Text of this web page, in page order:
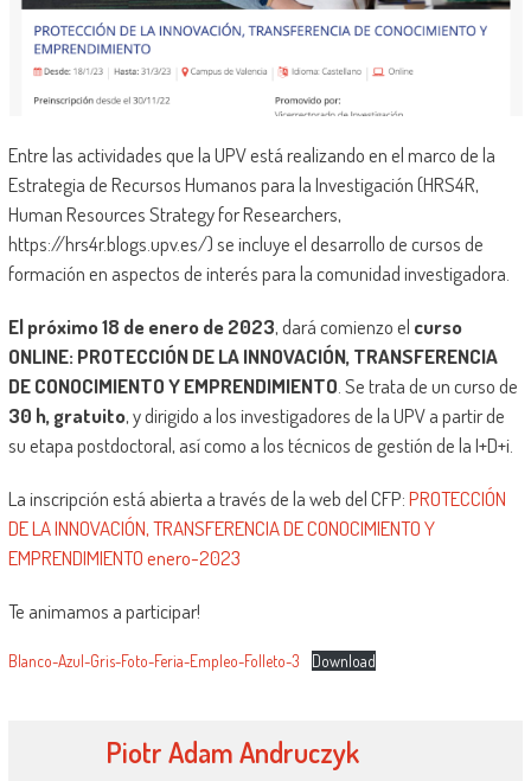
Entre las actividades que la UPV está realizando en el marco de la
Estrategia de Recursos Humanos para la Investigación (HRS4R,
Human Resources Strategy for Researchers,
https://hrs4r.blogs.upv.es/) se incluye el desarrollo de cursos de
formación en aspectos de interés para la comunidad investigadora.
El próximo 18 de enero de 2023, dará comienzo el curso
ONLINE: PROTECCIÓN DE LA INNOVACIÓN, TRANSFERENCIA
DE CONOCIMIENTO Y EMPRENDIMIENTO. Se trata de un curso de
30 h, gratuito, y dirigido a los investigadores de la UPV a partir de
su etapa postdoctoral, así como a los técnicos de gestión de la I+D+i.
La inscripción está abierta a través de la web del CFP:PROTECCIÓN
DE LA INNOVACIÓN, TRANSFERENCIA DE CONOCIMIENTO Y
EMPRENDIMIENTO enero-2023
Te animamos a participar!
Blanco-Azul-Gris-Foto-Feria-Empleo-Folleto-3 Download
Piotr Adam Andruczyk